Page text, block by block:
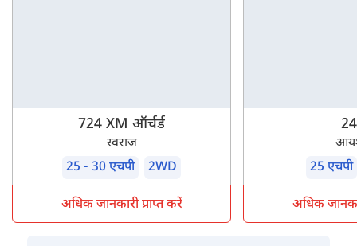
724 XM ऑर्चर्ड
स्वराज
25 - 30 एचपी
2WD
अधिक जानकारी प्राप्त करें
25 एचपी
अधिक